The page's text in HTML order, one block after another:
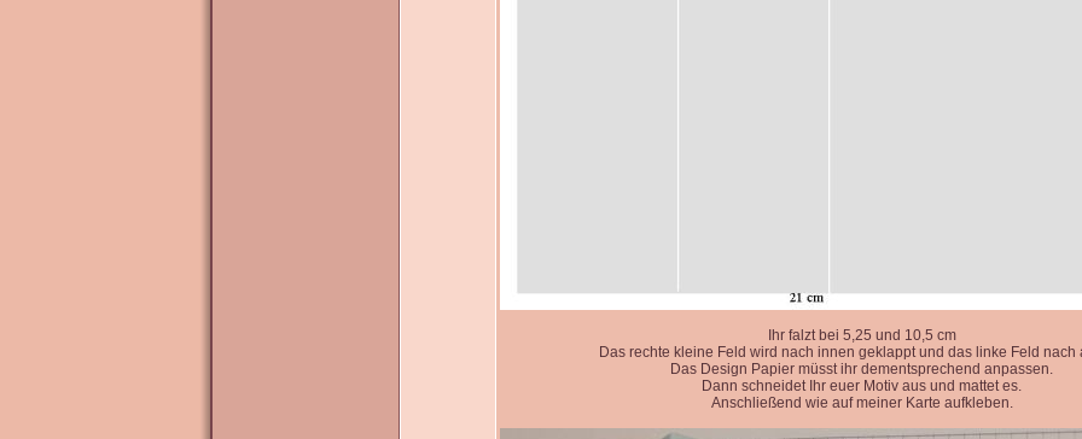
Ihr falzt bei 5,25 und 10,5 cm
Das rechte kleine Feld wird nach innen geklappt und das linke Feld nach
Das Design Papier müsst ihr dementsprechend anpassen.
Dann schneidet Ihr euer Motiv aus und mattet es.
Anschließend wie auf meiner Karte aufkleben.